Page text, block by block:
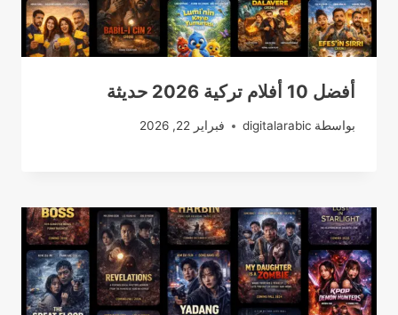
أفضل 10 أفلام تركية 2026 حديثة
بواسطة digitalarabic فبراير 22, 2026